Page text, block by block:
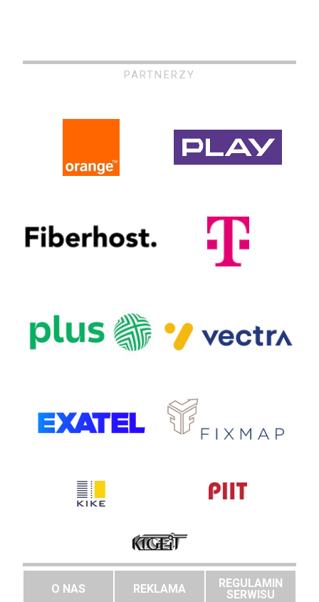
PARTNERZY
O NAS REKLAMA
REGULAMIN
SERWISU